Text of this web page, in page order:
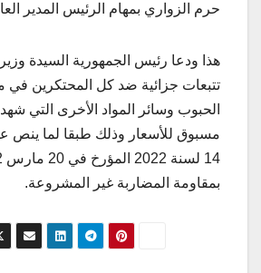
حرم الزواري بمهام الرئيس المدير
هذا ودعا رئيس الجمهورية السيدة
تتبعات جزائية ضد كل المحتكرين في
الحبوب وسائر المواد الأخرى التي
مسبوق للأسعار وذلك طبقا لما ينص
بمقاومة المضاربة غير المشروعة.